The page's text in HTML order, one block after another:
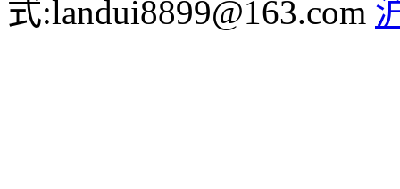
式:landui8899@163.com